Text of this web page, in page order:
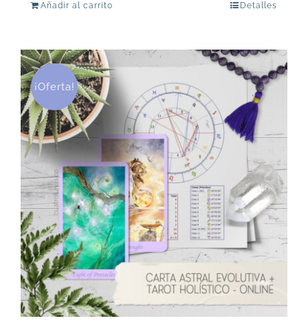
U$
144.
U$
120.
Añadir al carrito Detalles
¡Oferta!